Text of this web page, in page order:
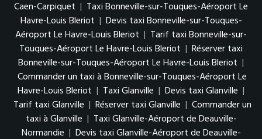
Caen-Carpiquet | Taxi Bonneville-sur-Touques-Aéroport Le
Havre-Louis Bleriot | Devis taxi Bonneville-sur-Touques-
Aéroport Le Havre-Louis Bleriot | Tarif taxi Bonneville-sur-
Touques-Aéroport Le Havre-Louis Bleriot | Réserver taxi
Bonneville-sur-Touques-Aéroport Le Havre-Louis Bleriot |
Commander un taxi à Bonneville-sur-Touques-Aéroport Le
Havre-Louis Bleriot | Taxi Glanville | Devis taxi Glanville |
Tarif taxi Glanville | Réserver taxi Glanville | Commander un
taxi à Glanville | Taxi Glanville-Aéroport de Deauville-
Normandie | Devis taxi Glanville-Aéroport de Deauville-